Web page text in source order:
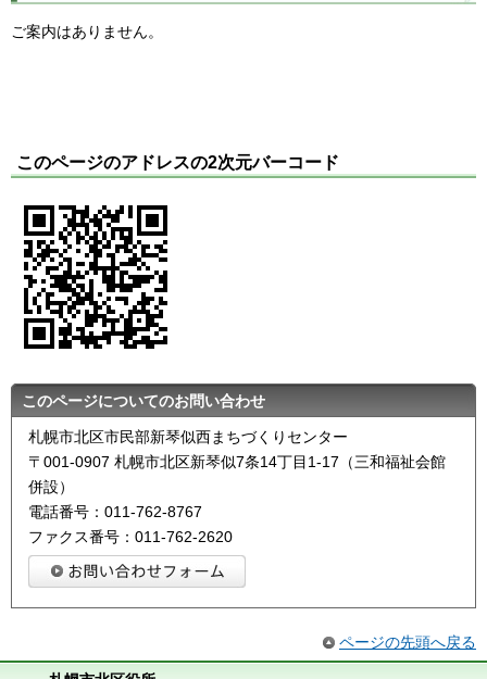
ご案内はありません。
このページのアドレスの2次元バーコード
このページについてのお問い合わせ
札幌市北区市民部新琴似西まちづくりセンター
〒001-0907 札幌市北区新琴似7条14丁目1-17（三和福祉会館
併設）
電話番号：011-762-8767
ファクス番号：011-762-2620
ページの先頭へ戻る